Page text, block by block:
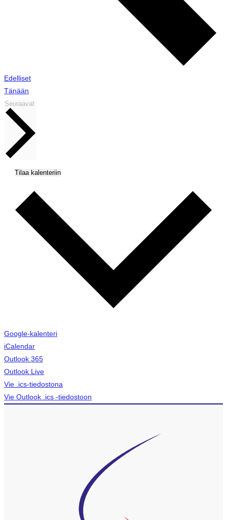
EdellisetTapahtumat
Tänään
Seuraavat
Tilaa kalenteriin
Google-kalenteri
iCalendar
Outlook 365
Outlook Live
Vie .ics-tiedostona
Vie Outlook .ics -tiedostoon